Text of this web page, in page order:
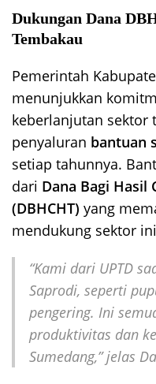
Dukungan Dana
Tembakau
Pemerintah
menunjukkan
keberlanjutan sektor
penyaluran bantuan
setiap tahunnya.
dari Dana Bagi Hasil
(DBHCHT) yang
mendukung sektor
“Kami dari UPTD
Saprodi, seperti
pengering. Ini
produktivitas dan
Sumedang,” jelas